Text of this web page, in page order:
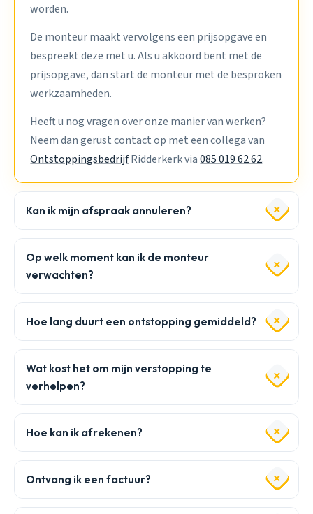
worden.
De monteur maakt vervolgens een prijsopgave en
bespreekt deze met u. Als u akkoord bent met de
prijsopgave, dan start de monteur met de besproken
werkzaamheden.
Heeft u nog vragen over onze manier van werken?
Neem dan gerust contact op met een collega van
OntstoppingsbedrijfRidderkerk via085 019 62 62.
Kan ik mijn afspraak annuleren?
Op welk moment kan ik de monteur
verwachten?
Hoe lang duurt een ontstopping gemiddeld?
Wat kost het om mijn verstopping te
verhelpen?
Hoe kan ik afrekenen?
Ontvang ik een factuur?